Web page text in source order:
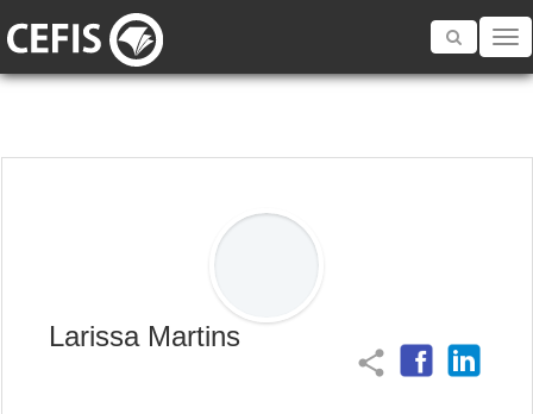
Toggle
Larissa Martins
share